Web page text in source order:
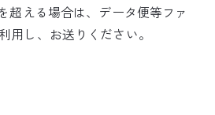
超える場合は、データ便等ファ
用し、お送りください。